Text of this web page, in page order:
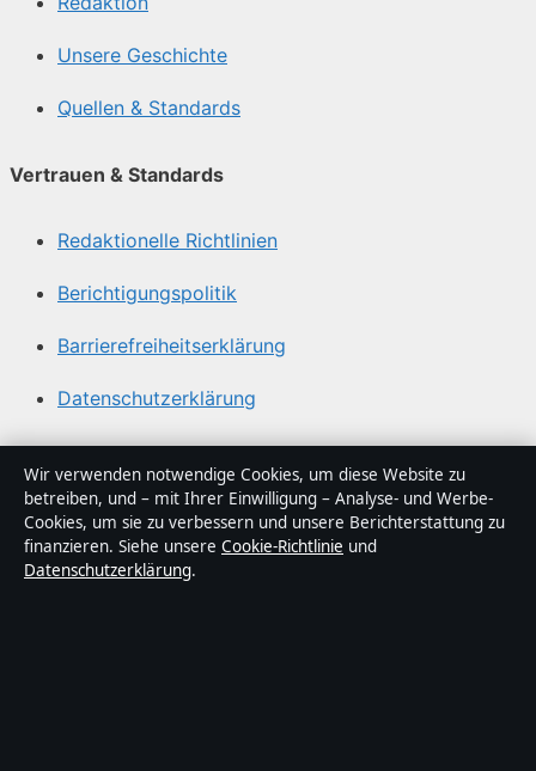
Unsere Geschichte
Quellen & Standards
Vertrauen & Standards
Redaktionelle Richtlinien
Berichtigungspolitik
Barrierefreiheitserklärung
Datenschutzerklärung
Über Sacharchiv in Kürze
Sacharchiv ist ein unabhängiger digitaler
Nachrichtenanbieter mit Fokus auf Politik, Wirtschaft,
Technik und Gesellschaft in Deutschland. Jeder Artikel
Wir verwenden notwendige Cookies, um diese Website zu
betreiben, und – mit Ihrer Einwilligung – Analyse- und Werbe-
Cookies, um sie zu verbessern und unsere Berichterstattung zu
finanzieren. Siehe unsere Cookie-Richtlinie und
Datenschutzerklärung.